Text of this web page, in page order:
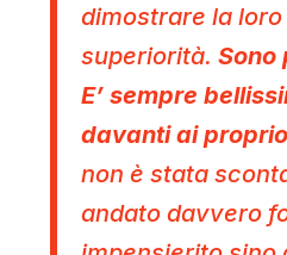
dimostrare la
superiorità.Sono
E’ sempre
davanti ai
non è stata
andato davvero